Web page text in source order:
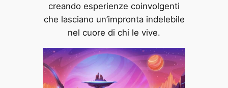
creando esperienze coinvolgenti
che lasciano un’impronta indelebile
nel cuore di chi le vive.